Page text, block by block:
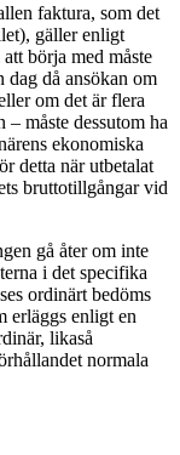
faktura, som det
gäller enligt
börja med måste
dag då ansökan om
om det är flera
måste dessutom ha
ekonomiska
detta när utbetalat
bruttotillgångar vid
gå åter om inte
i det specifika
ordinärt bedöms
erläggs enligt en
likaså
normala